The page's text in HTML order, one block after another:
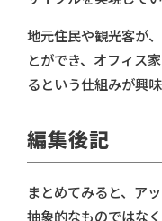
地元住民や観光客が
とができ、オフィス
るという仕組みが興味
編集後記
まとめてみると、ア
抽象的なものではな